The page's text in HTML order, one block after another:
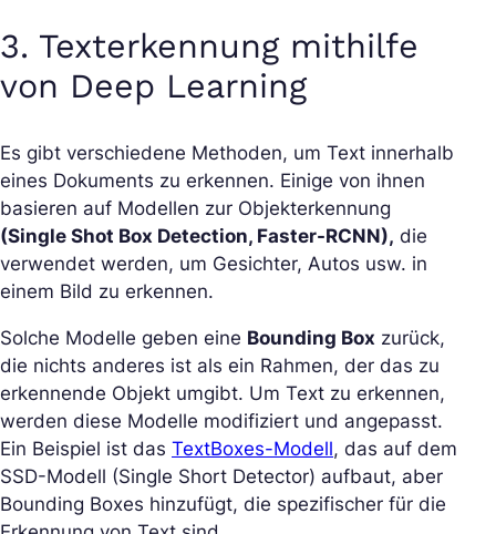
3. Texterkennung mithilfe
von Deep Learning
Es gibt verschiedene Methoden, um Text innerhalb
eines Dokuments zu erkennen. Einige von ihnen
basieren auf Modellen zur Objekterkennung
(Single Shot Box Detection, Faster-RCNN), die
verwendet werden, um Gesichter, Autos usw. in
einem Bild zu erkennen.
Solche Modelle geben eine Bounding Box zurück,
die nichts anderes ist als ein Rahmen, der das zu
erkennende Objekt umgibt. Um Text zu erkennen,
werden diese Modelle modifiziert und angepasst.
Ein Beispiel ist das TextBoxes-Modell, das auf dem
SSD-Modell (Single Short Detector) aufbaut, aber
Bounding Boxes hinzufügt, die spezifischer für die